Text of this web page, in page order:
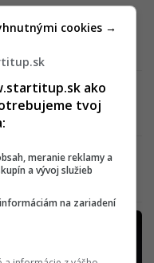
pleti. Exotická
v tvojom
tejto chorobe viac ublíži,
je hneď niekoľko
ovocia: Kombináciou
trávenie či
ako
tvoj
meranie reklamy a
a vývoj služieb
na zariadení
cookies →